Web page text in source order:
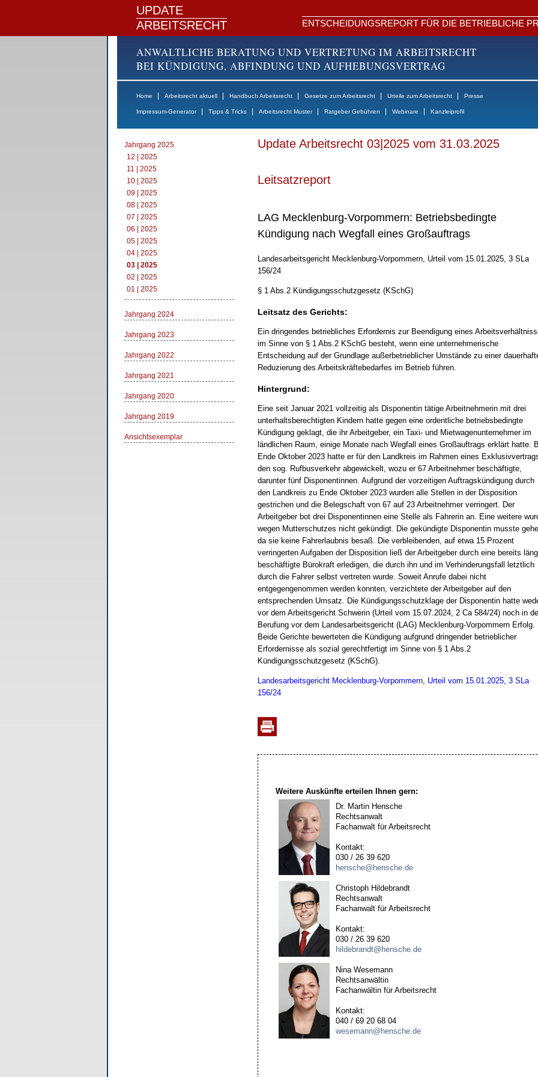
UPDATE
ARBEITSRECHT
ENTSCHEIDUNGSREPORT FÜR DIE BETRIEBLICHE
ANWALTLICHE BERATUNG UND VERTRETUNG IM ARBEITSRECHT
BEI KÜNDIGUNG, ABFINDUNG UND AUFHEBUNGSVERTRAG
Home Arbeitsrecht aktuell Handbuch Arbeitsrecht Gesetze zum Arbeitsrecht Urteile zum Arbeitsrecht Presse
Impressum-Generator Tipps & Tricks Arbeitsrecht Muster Ratgeber Gebühren Webinare Kanzleiprofil
Jahrgang 2025
12 | 2025
11 | 2025
10 | 2025
09 | 2025
08 | 2025
07 | 2025
06 | 2025
05 | 2025
04 | 2025
03 | 2025
02 | 2025
01 | 2025
Jahrgang 2024
Jahrgang 2023
Jahrgang 2022
Jahrgang 2021
Jahrgang 2020
Jahrgang 2019
Ansichtsexemplar
Update Arbeitsrecht 03|2025 vom 31.03.2025
Leitsatzreport
LAG Mecklenburg-Vorpommern: Betriebsbedingte
Kündigung nach Wegfall eines Großauftrags
Landesarbeitsgericht Mecklenburg-Vorpommern, Urteil vom 15.01.2025, 3 SLa
156/24
§ 1 Abs.2 Kündigungsschutzgesetz (KSchG)
Leitsatz des Gerichts:
Ein dringendes betriebliches Erfordernis zur Beendigung eines
im Sinne von § 1 Abs.2 KSchG besteht, wenn eine unternehmerische
Entscheidung auf der Grundlage außerbetrieblicher Umstände zu einer
Reduzierung des Arbeitskräftebedarfes im Betrieb führen.
Hintergrund:
Eine seit Januar 2021 vollzeitig als Disponentin tätige Arbeitnehmerin mit drei
unterhaltsberechtigten Kindern hatte gegen eine ordentliche betriebsbedingte
Kündigung geklagt, die ihr Arbeitgeber, ein Taxi- und Mietwagenunternehmer im
ländlichen Raum, einige Monate nach Wegfall eines Großauftrags erklärt hatte.
Ende Oktober 2023 hatte er für den Landkreis im Rahmen eines
den sog. Rufbusverkehr abgewickelt, wozu er 67 Arbeitnehmer beschäftigte,
darunter fünf Disponentinnen. Aufgrund der vorzeitigen Auftragskündigung durch
den Landkreis zu Ende Oktober 2023 wurden alle Stellen in der Disposition
gestrichen und die Belegschaft von 67 auf 23 Arbeitnehmer verringert. Der
Arbeitgeber bot drei Disponentinnen eine Stelle als Fahrerin an. Eine weitere
wegen Mutterschutzes nicht gekündigt. Die gekündigte Disponentin musste
da sie keine Fahrerlaubnis besaß. Die verbleibenden, auf etwa 15 Prozent
verringerten Aufgaben der Disposition ließ der Arbeitgeber durch eine bereits
beschäftigte Bürokraft erledigen, die durch ihn und im Verhinderungsfall letztlich
durch die Fahrer selbst vertreten wurde. Soweit Anrufe dabei nicht
entgegengenommen werden konnten, verzichtete der Arbeitgeber auf den
entsprechenden Umsatz. Die Kündigungsschutzklage der Disponentin hatte
vor dem Arbeitsgericht Schwerin (Urteil vom 15.07.2024, 2 Ca 584/24) noch in
Berufung vor dem Landesarbeitsgericht (LAG) Mecklenburg-Vorpommern Erfolg.
Beide Gerichte bewerteten die Kündigung aufgrund dringender betrieblicher
Erfordernisse als sozial gerechtfertigt im Sinne von § 1 Abs.2
Kündigungsschutzgesetz (KSchG).
Landesarbeitsgericht Mecklenburg-Vorpommern, Urteil vom 15.01.2025, 3 SLa
156/24
Weitere Auskünfte erteilen Ihnen gern:
Dr. Martin Hensche
Rechtsanwalt
Fachanwalt für Arbeitsrecht
Kontakt:
030 / 26 39 620
hensche@hensche.de
Christoph Hildebrandt
Rechtsanwalt
Fachanwalt für Arbeitsrecht
Kontakt:
030 / 26 39 620
hildebrandt@hensche.de
Nina Wesemann
Rechtsanwältin
Fachanwältin für Arbeitsrecht
Kontakt:
040 / 69 20 68 04
wesemann@hensche.de